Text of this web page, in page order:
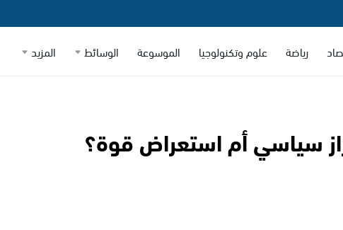
رياضة علوم وتكنولوجيا الموسوعة الوسائط المزيد
سياسي أم استعراض قوة؟